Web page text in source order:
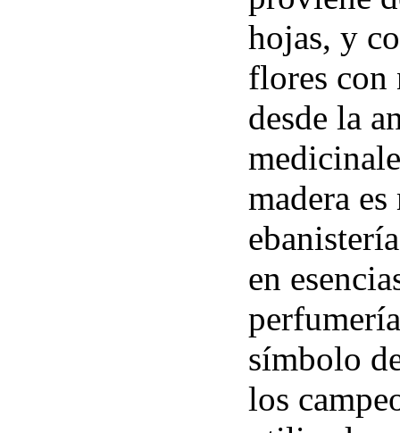
hojas, y
flores con
desde la
madera
en
símbolo
los